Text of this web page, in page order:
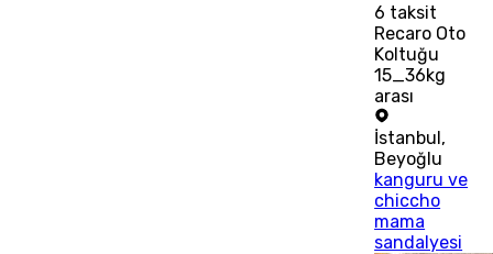
6 taksit
Recaro Oto
Koltuğu
15_36kg
arası
İstanbul,
Beyoğlu
kanguru ve
chiccho
mama
sandalyesi